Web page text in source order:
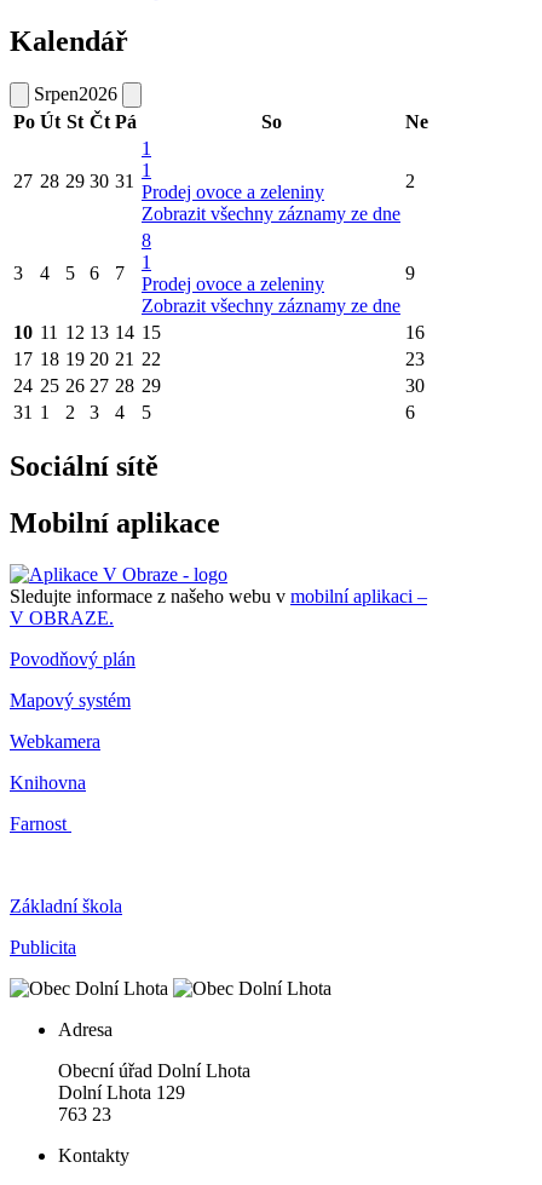
Kalendář
Srpen2026
Po Út St Čt Pá So Ne
27 28 29 30 31
1
1
Prodej ovoce a zeleniny
Zobrazit všechny záznamy ze dne
2
3 4 5 6 7
8
1
Prodej ovoce a zeleniny
Zobrazit všechny záznamy ze dne
9
10 11 12 13 14 15
16
17 18 19 20 21 22
23
24 25 26 27 28 29
30
31 1 2 3 4 5 6
Sociální sítě
Mobilní aplikace
Sledujte informace z našeho webu v mobilní aplikaci –
V OBRAZE.
Povodňový plán
Mapový systém
Webkamera
Knihovna
Farnost
Základní škola
Publicita
Adresa
Obecní úřad Dolní Lhota
Dolní Lhota 129
763 23
Kontakty